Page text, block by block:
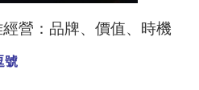
營：品牌、價值、時機
號